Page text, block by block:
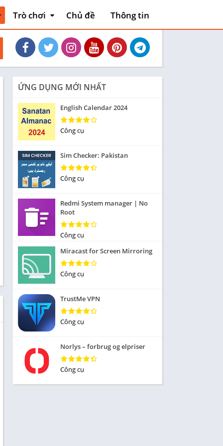
thiết
xe
Trò chơi
Hoạt động
Phiêu lưu mạo
hiểm
Máy chơi game
Bài
Thẻ bài
Sòng bạc
Tiêu khiển
Âm nhạc
Từ
Yêu thích
Ghép hình
Cuộc đua
Nhập vai
Mô phỏng
Chiến lược
Trả lời câu hỏi
Chủ đề Thông tin
ỨNG DỤNG MỚI NHẤT
English Calendar 2024
Công cụ
Sim Checker: Pakistan
Công cụ
Redmi System manager | No
Root
Công cụ
Miracast for Screen Mirroring
Công cụ
TrustMe VPN
Công cụ
Norlys – forbrug og elpriser
Công cụ